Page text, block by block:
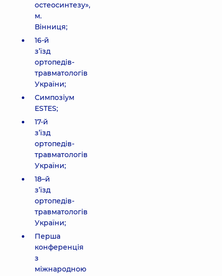
остеосинтезу»,
м.
Вінниця;
16-й
з’їзд
ортопедів-
травматологів
України;
Симпозіум
ESTES;
17-й
з’їзд
ортопедів-
травматологів
України;
18–й
з’їзд
ортопедів-
травматологів
України;
Перша
конференція
з
міжнародною